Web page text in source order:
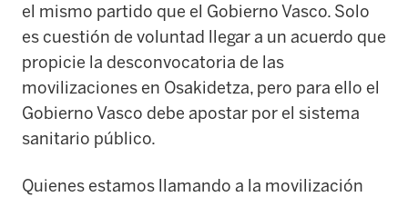
el mismo partido que el Gobierno Vasco. Solo
es cuestión de voluntad llegar a un acuerdo que
propicie la desconvocatoria de las
movilizaciones en Osakidetza, pero para ello el
Gobierno Vasco debe apostar por el sistema
sanitario público.
Quienes estamos llamando a la movilización